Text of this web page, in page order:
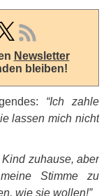
Newsletter
bleiben!
“Ich zahle
lassen mich nicht
zuhause, aber
Stimme zu
wie sie wollen!”